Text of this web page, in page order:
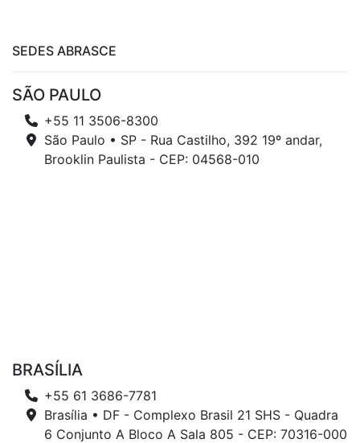
SEDES ABRASCE
SÃO PAULO
+55 11 3506-8300
São Paulo • SP - Rua Castilho, 392 19º andar,
Brooklin Paulista - CEP: 04568-010
BRASÍLIA
+55 61 3686-7781
Brasília • DF - Complexo Brasil 21 SHS - Quadra
6 Conjunto A Bloco A Sala 805 - CEP: 70316-000